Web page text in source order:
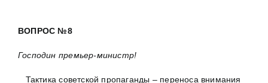
ВОПРОС №8
Господин премьер-министр!
Тактика советской пропаганды – переноса внимания